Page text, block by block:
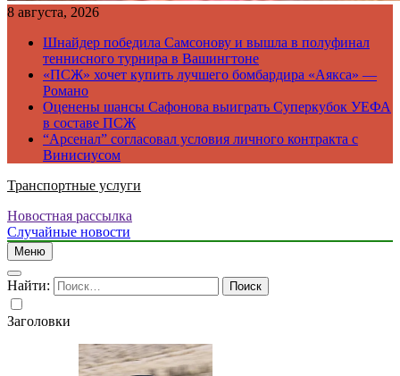
8 августа, 2026
Шнайдер победила Самсонову и вышла в полуфинал
теннисного турнира в Вашингтоне
«ПСЖ» хочет купить лучшего бомбардира «Аякса» —
Романо
Оценены шансы Сафонова выиграть Суперкубок УЕФА
в составе ПСЖ
“Арсенал” согласовал условия личного контракта с
Винисиусом
Транспортные услуги
Новостная рассылка
Случайные новости
Меню
Найти:
Заголовки